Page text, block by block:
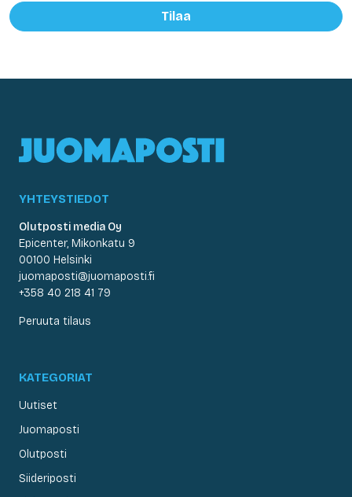
Tilaa
YHTEYSTIEDOT
Olutposti media Oy
Epicenter, Mikonkatu 9
00100 Helsinki
juomaposti@juomaposti.fi
+358 40 218 41 79
Peruuta tilaus
KATEGORIAT
Uutiset
Juomaposti
Olutposti
Siideriposti